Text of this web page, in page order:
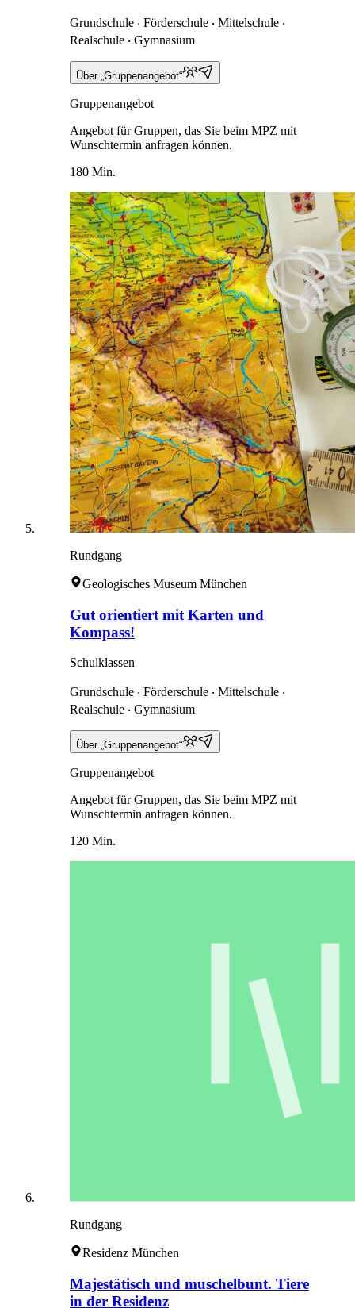
Grundschule ‧ Förderschule ‧ Mittelschule ‧
Realschule ‧ Gymnasium
Über „Gruppenangebot“
Gruppenangebot
Angebot für Gruppen, das Sie beim MPZ mit
Wunschtermin anfragen können.
180 Min.
Rundgang
Geologisches Museum München
Gut orientiert mit Karten und
Kompass!
Schulklassen
Grundschule ‧ Förderschule ‧ Mittelschule ‧
Realschule ‧ Gymnasium
Über „Gruppenangebot“
Gruppenangebot
Angebot für Gruppen, das Sie beim MPZ mit
Wunschtermin anfragen können.
120 Min.
Rundgang
Residenz München
Majestätisch und muschelbunt. Tiere
in der Residenz